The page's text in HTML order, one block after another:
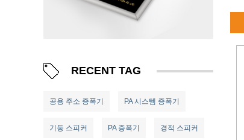
RECENT TAG
공용 주소 증폭기 PA 시스템 증폭기
기둥 스피커 PA 증폭기 경적 스피커